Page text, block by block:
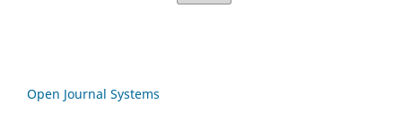
Open Journal Systems